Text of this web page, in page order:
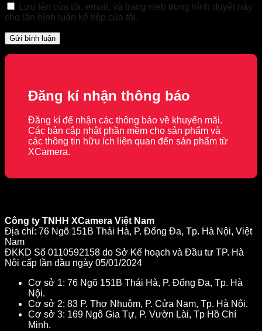
Lưu tên của tôi, email, và trang web trong trình duyệt này
cho lần bình luận kế tiếp của tôi.
Đăng kí nhận thông báo
Đăng kí để nhận các thông báo về khuyến mãi.
Các bản cập nhật phần mềm cho sản phẩm và
các thông tin hữu ích liên quan đến sản phẩm từ
XCamera.
Công ty TNHH XCamera Việt Nam
Địa chỉ: 76 Ngõ 151B Thái Hà, P. Đống Đa, Tp. Hà Nội, Việt
Nam
ĐKKD Số 0110592158 do Sở Kế hoạch và Đầu tư TP. Hà
Nội cấp lần đầu ngày 05/01/2024
Cơ sở 1: 76 Ngõ 151B Thái Hà, P. Đống Đa, Tp. Hà
Nội.
Cơ sở 2: 83 P. Thợ Nhuộm, P. Cửa Nam, Tp. Hà Nội.
Cơ sở 3: 169 Ngô Gia Tự, P. Vườn Lài, Tp Hồ Chí
Minh.